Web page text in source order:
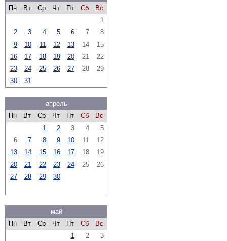
Пн
Вт Ср Чт Пт Сб
Вс
1
2
3 4 5 6 7
8
9
10 11 12 13 14
15
16
17 18 19 20 21
22
23
24 25 26 27 28
29
30
31
апрель
Пн
Вт Ср Чт Пт Сб
Вс
1
2 3 4
5
6
7 8 9 10 11
12
13
14 15 16 17 18
19
20
21 22 23 24 25
26
27
28 29 30
май
Пн
Вт Ср Чт Пт Сб
Вс
1
2
3